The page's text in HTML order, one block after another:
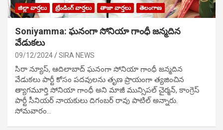
జిల్లా వార్తలు ట్రేండింగ్ వార్తలు తాజా వార్తలు తెలంగాణ
Soniyamma: ఘ‌నంగా సోనియా గాంధీ జ‌న్మ‌దిన
వేడుక‌లు
09/12/2024 SIRA NEWS
సిరా న్యూస్, ఆదిలాబాద్ ఘ‌నంగా సోనియా గాంధీ జ‌న్మ‌దిన
వేడుక‌లు పార్టీ కోసం ప‌ద‌వుల‌ను తృణ ప్రాయంగా త్య‌జించిన
త్యాగమూర్తి సోనియా గాంధీ అని మాజీ మున్సిప‌ల్ చైర్మ‌న్, కాంగ్రెస్
పార్టీ సీనియ‌ర్ నాయ‌కులు దిగంబ‌ర్ రావు పాటిల్ అన్నారు.
సోమవారం…